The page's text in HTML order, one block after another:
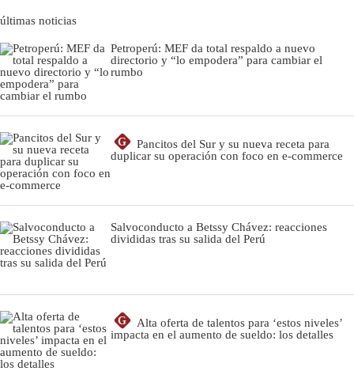
últimas noticias
Petroperú: MEF da total respaldo a nuevo
directorio y “lo empodera” para cambiar el
rumbo
G
Pancitos del Sur y su nueva receta para
duplicar su operación con foco en e-commerce
Salvoconducto a Betssy Chávez: reacciones
divididas tras su salida del Perú
G
Alta oferta de talentos para ‘estos niveles’
impacta en el aumento de sueldo: los detalles